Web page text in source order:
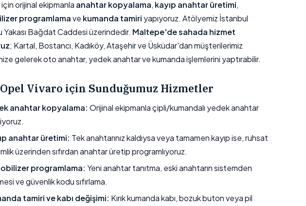
için orijinal ekipmanla anahtar kopyalama, kayıp anahtar üretimi,
programlamave kumanda tamiri yapıyoruz. Atölyemiz İstanbul
Yakası Bağdat Caddesi üzerindedir. Maltepe'de sahada hizmet
; Kartal, Bostancı, Kadıköy, Ataşehir ve Üsküdar'dan müşterilerimiz
gelerek oto anahtar, yedek anahtar ve kumanda işlemlerini yaptırabilir.
Vivaro için Sunduğumuz Hizmetler
anahtar kopyalama: Orijinal ekipmanla çipli/kumandalı yedek anahtar
anahtar üretimi: Tek anahtarınız kaldıysa veya tamamen kayıp ise, ruhsat
üzerinden sıfırdan anahtar üretip programlıyoruz.
programlama: Yeni anahtar tanıtma, eski anahtarın sistemden
ve güvenlik kodu sıfırlama.
tamiri ve kabı değişimi: Kırık kumanda kabı, bozuk buton veya pil